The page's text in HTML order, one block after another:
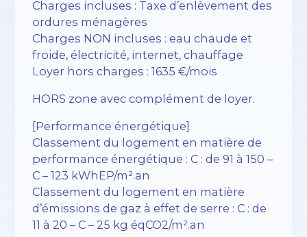
Charges incluses : Taxe d’enlèvement des
ordures ménagères
Charges NON incluses : eau chaude et
froide, électricité, internet, chauffage
Loyer hors charges : 1635 €/mois
HORS zone avec complément de loyer.
[Performance énergétique]
Classement du logement en matière de
performance énergétique : C : de 91 à 150 –
C – 123 kWhEP/m².an
Classement du logement en matière
d’émissions de gaz à effet de serre : C : de
11 à 20 – C – 25 kg éqCO2/m².an